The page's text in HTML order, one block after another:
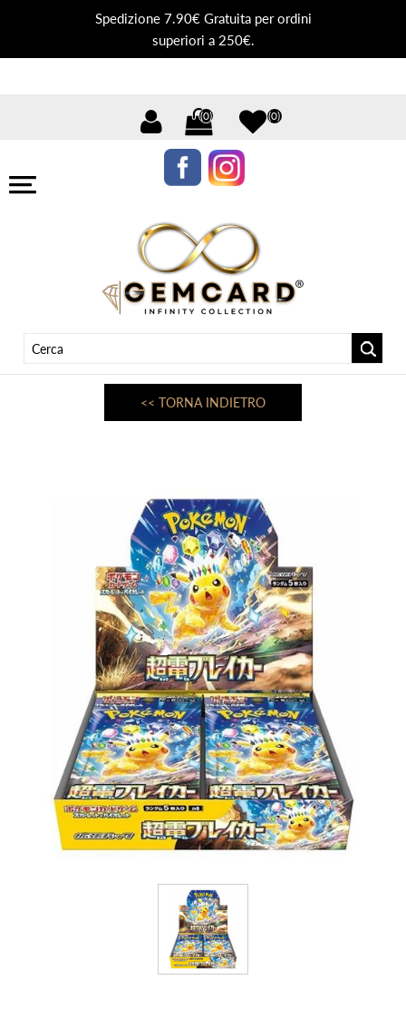
Spedizione 7.90€ Gratuita per ordini
superiori a 250€.
(0) (0)
<< TORNA INDIETRO